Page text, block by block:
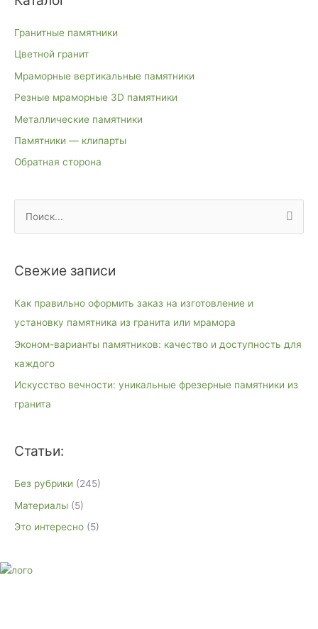
Гранитные памятники
Цветной гранит
Мраморные вертикальные памятники
Резные мраморные 3D памятники
Металлические памятники
Памятники — клипарты
Обратная сторона
с
Свежие записи
Как правильно оформить заказ на изготовление и
установку памятника из гранита или мрамора
Эконом-варианты памятников: качество и доступность для
каждого
Искусство вечности: уникальные фрезерные памятники из
гранита
Статьи:
Без рубрики (245)
Материалы (5)
Это интересно (5)